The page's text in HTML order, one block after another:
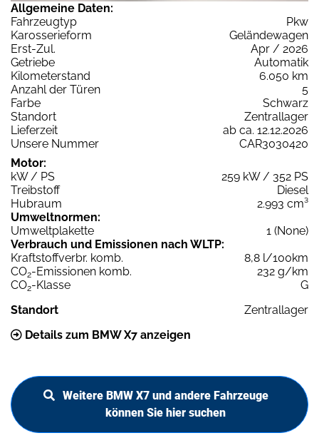
Allgemeine Daten:
Fahrzeugtyp
Pkw
Karosserieform
Geländewagen
Erst-Zul.
Apr / 2026
Getriebe
Automatik
Kilometerstand
6.050 km
Anzahl der Türen
5
Farbe
Schwarz
Standort
Zentrallager
Lieferzeit
ab ca. 12.12.2026
Unsere Nummer
CAR3030420
Motor:
kW / PS
259 kW / 352 PS
Treibstoff
Diesel
Hubraum
2.993 cm³
Umweltnormen:
Umweltplakette
1 (None)
Verbrauch und Emissionen nach WLTP:
Kraftstoffverbr. komb.
8,8 l/100km
CO2-Emissionen komb.
232 g/km
CO2-Klasse
G
Standort
Zentrallager
Details zum BMW X7 anzeigen
Weitere BMW X7 und andere Fahrzeuge
können Sie hier suchen